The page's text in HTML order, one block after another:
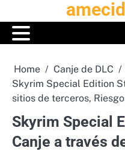
to
content
Home
Canje de DLC
Skyrim Special Edition
sitios de terceros,
Skyrim Special
Canje a través